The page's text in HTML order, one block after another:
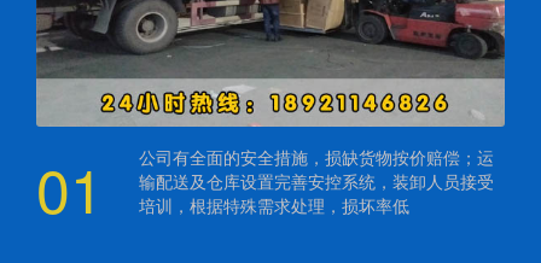
01
公司有全面的安全措施，损缺货物按价赔偿；运
输配送及仓库设置完善安控系统，装卸人员接受
培训，根据特殊需求处理，损坏率低